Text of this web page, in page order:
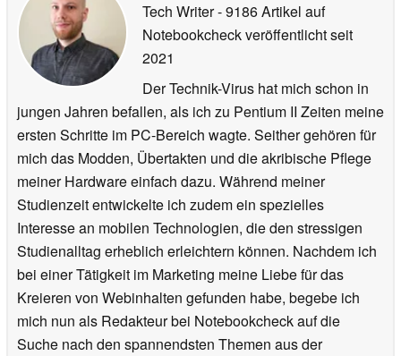
Tech Writer- 9186 Artikel auf
Notebookcheck veröffentlichtseit
2021
Der Technik-Virus hat mich schon in
jungen Jahren befallen, als ich zu Pentium II Zeiten meine
ersten Schritte im PC-Bereich wagte. Seither gehören für
mich das Modden, Übertakten und die akribische Pflege
meiner Hardware einfach dazu. Während meiner
Studienzeit entwickelte ich zudem ein spezielles
Interesse an mobilen Technologien, die den stressigen
Studienalltag erheblich erleichtern können. Nachdem ich
bei einer Tätigkeit im Marketing meine Liebe für das
Kreieren von Webinhalten gefunden habe, begebe ich
mich nun als Redakteur bei Notebookcheck auf die
Suche nach den spannendsten Themen aus der